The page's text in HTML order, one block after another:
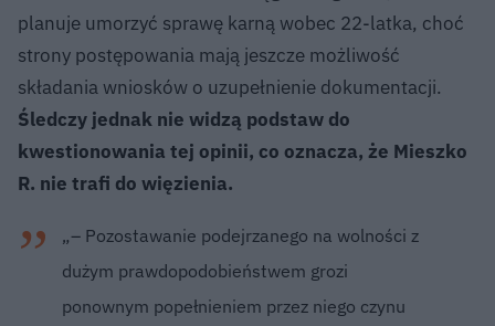
planuje umorzyć sprawę karną wobec 22-latka, choć
strony postępowania mają jeszcze możliwość
składania wniosków o uzupełnienie dokumentacji.
Śledczy jednak nie widzą podstaw do
kwestionowania tej opinii, co oznacza, że Mieszko
R. nie trafi do więzienia.
„– Pozostawanie podejrzanego na wolności z
dużym prawdopodobieństwem grozi
ponownym popełnieniem przez niego czynu